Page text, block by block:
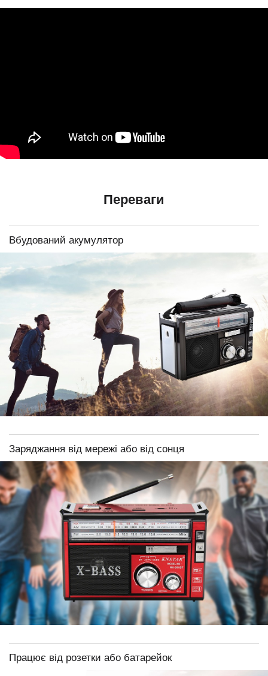
Переваги
Вбудований акумулятор
Заряджання від мережі або від сонця
Працює від розетки або батарейок